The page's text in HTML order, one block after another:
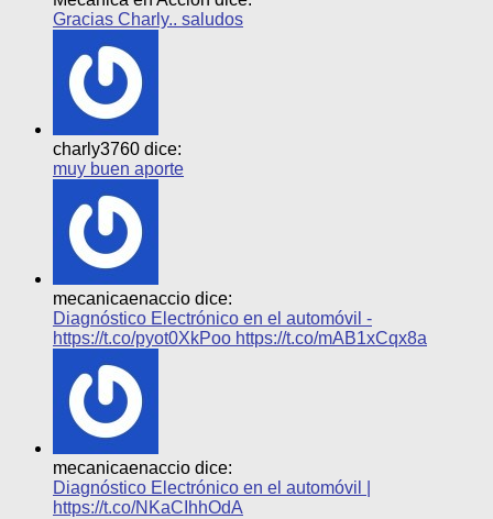
Gracias Charly.. saludos
charly3760 dice:
muy buen aporte
mecanicaenaccio dice:
Diagnóstico Electrónico en el automóvil -
https://t.co/pyot0XkPoo https://t.co/mAB1xCqx8a
mecanicaenaccio dice:
Diagnóstico Electrónico en el automóvil |
https://t.co/NKaCIhhOdA